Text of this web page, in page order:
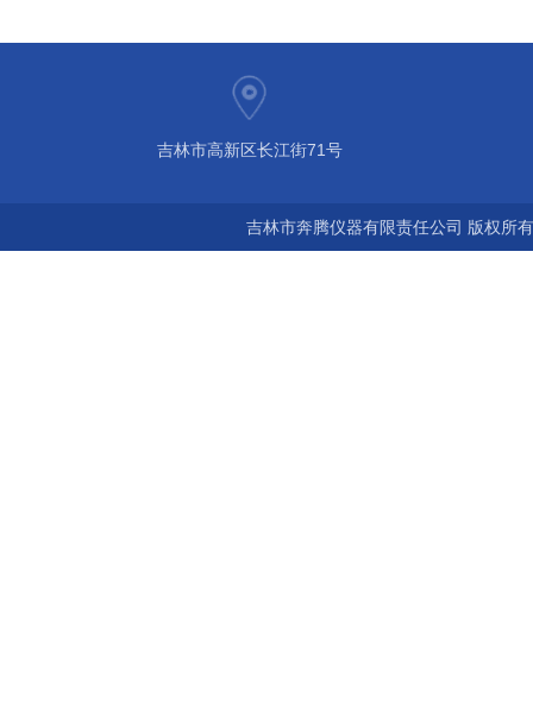
吉林市高新区长江街71号
吉林市奔腾仪器有限责任公司 版权所